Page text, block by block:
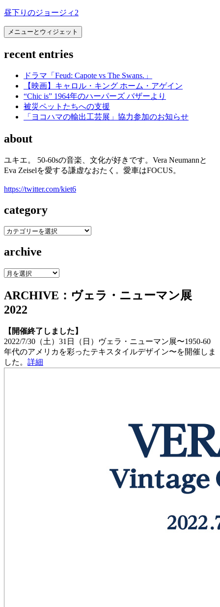
コ
テ
ツ
昼下りのジョージィ2
メニューとウィジェット
recent entries
ドラマ「Feud: Capote vs The Swans.」
【映画】キャロル・キング ホーム・アゲイン
“Chic is” 1964年のハーパーズ バザーより
被災ペットたちへの支援
「ヨコハマの輸出工芸展」協力参加のお知らせ
about
ユキエ。 50-60sの音楽、文化が好きです。Vera Neumannと
Eva Zeiselを愛する謙虚なおたく。愛車はFOCUS。
https://twitter.com/kiet6
category
category
archive
archive
ARCHIVE：ヴェラ・ニューマン展
2022
【開催終了しました】
2022/7/30（土）31日（日）ヴェラ・ニューマン展〜1950-60
年代のアメリカを彩ったテキスタイルデザイン〜を開催しま
した。 詳細